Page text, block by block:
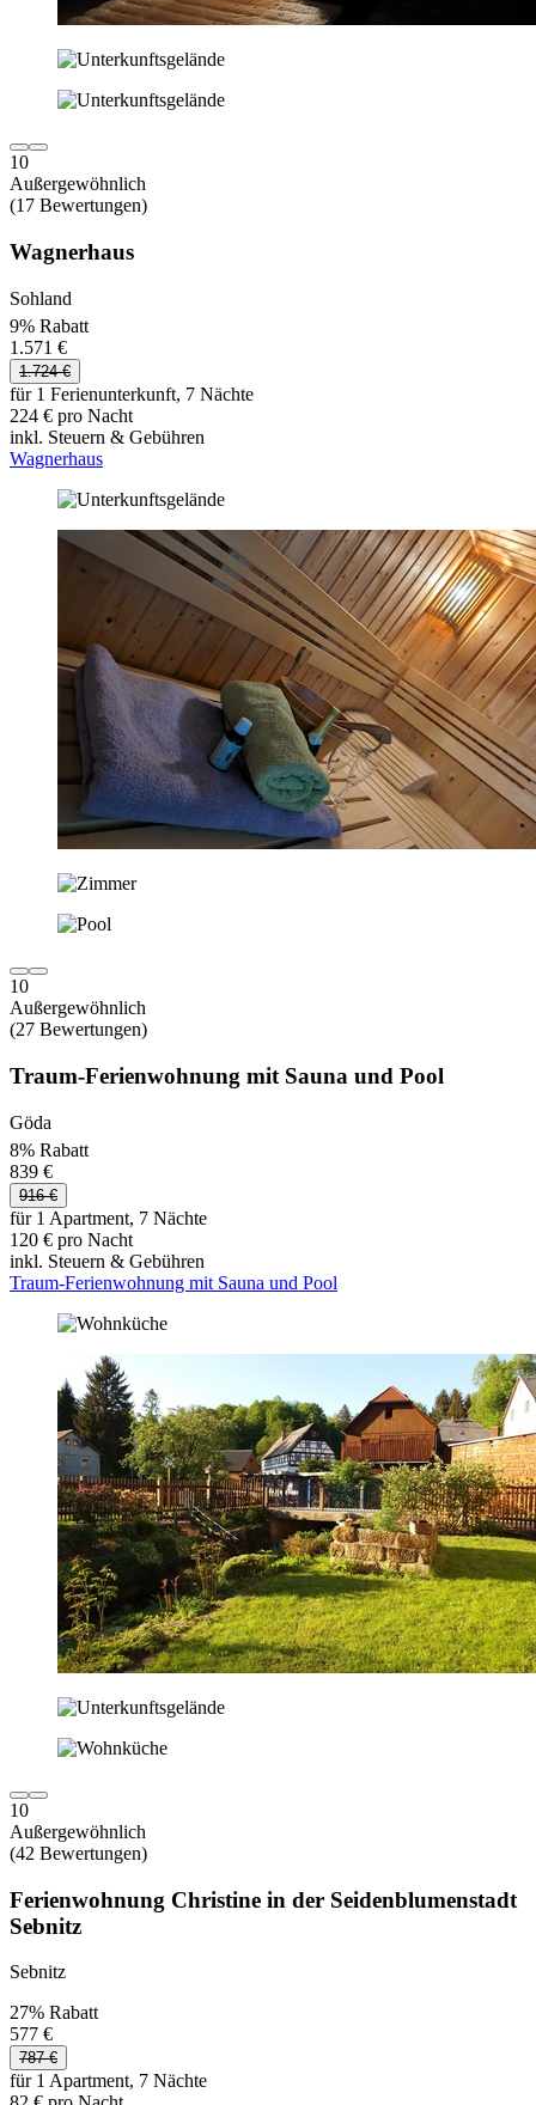
10
Außergewöhnlich
(17 Bewertungen)
Wagnerhaus
Sohland
9% Rabatt
1.571 €
1.724 €
für 1 Ferienunterkunft, 7 Nächte
224 € pro Nacht
inkl. Steuern & Gebühren
Wagnerhaus
10
Außergewöhnlich
(27 Bewertungen)
Traum-Ferienwohnung mit Sauna und Pool
Göda
8% Rabatt
839 €
916 €
für 1 Apartment, 7 Nächte
120 € pro Nacht
inkl. Steuern & Gebühren
Traum-Ferienwohnung mit Sauna und Pool
10
Außergewöhnlich
(42 Bewertungen)
Ferienwohnung Christine in der Seidenblumenstadt
Sebnitz
Sebnitz
27% Rabatt
577 €
787 €
für 1 Apartment, 7 Nächte